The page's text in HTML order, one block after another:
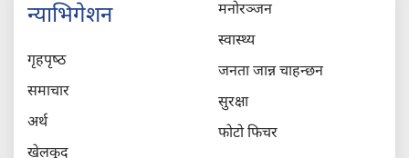
न्याभिगेशन
गृहपृष्‍ठ
समाचार
अर्थ
मनोरञ्जन
स्वास्थ्य
जनता जान्न चाहन्छन
सुरक्षा
फोटो फिचर